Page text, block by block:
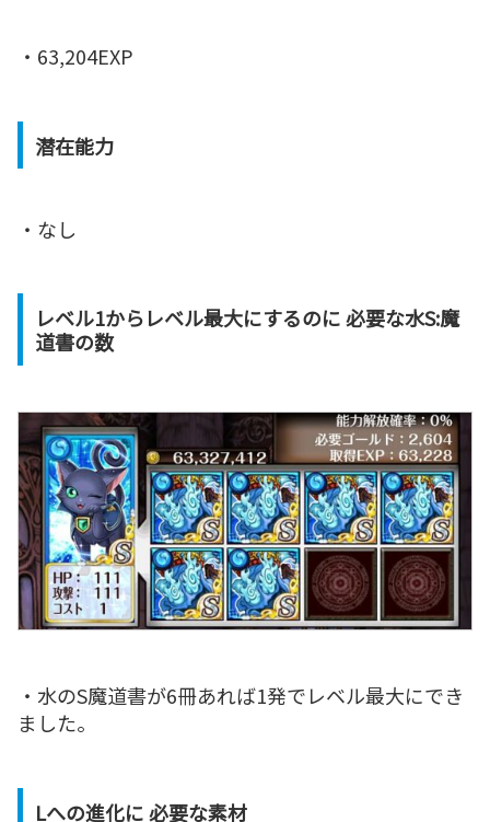
・63,204EXP
潜在能力
・なし
レベル1からレベル最大にするのに 必要な水S:魔
道書の数
・水のS魔道書が6冊あれば1発でレベル最大にでき
ました。
Lへの進化に 必要な素材